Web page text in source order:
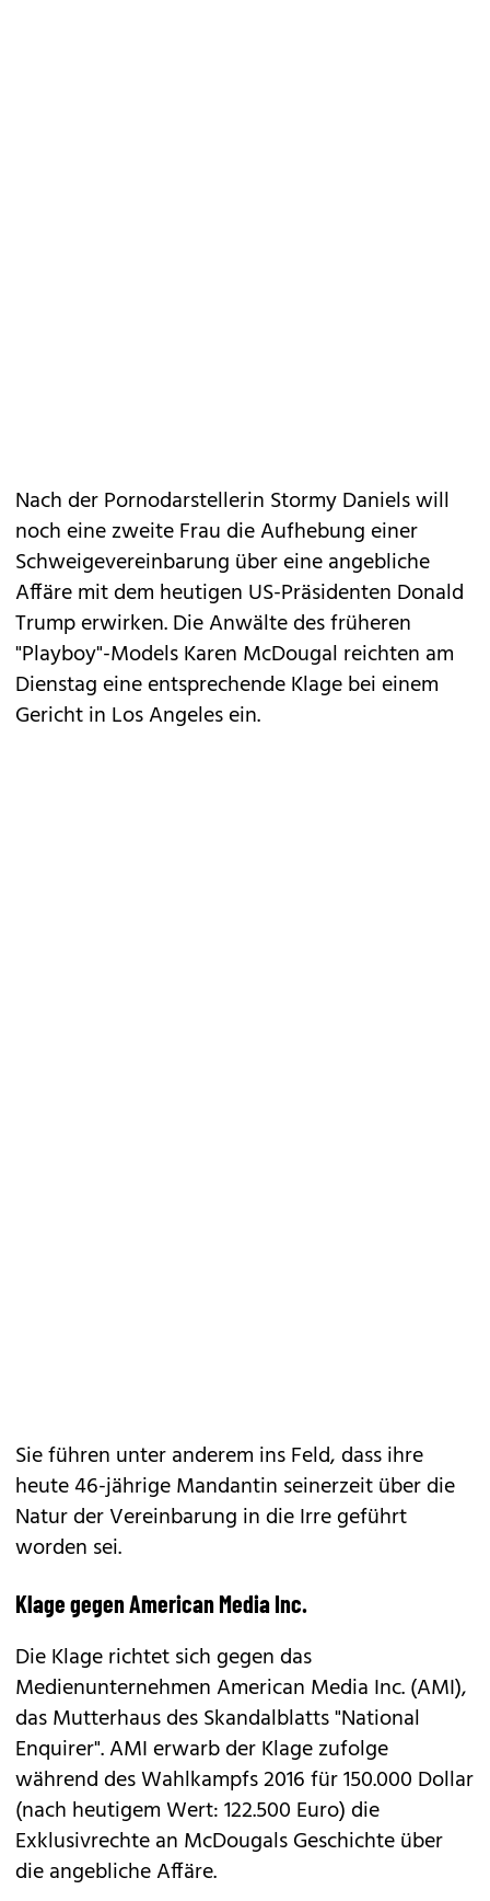
Nach der Pornodarstellerin Stormy Daniels will
noch eine zweite Frau die Aufhebung einer
Schweigevereinbarung über eine angebliche
Affäre mit dem heutigen US-Präsidenten Donald
Trump erwirken. Die Anwälte des früheren
"Playboy"-Models Karen McDougal reichten am
Dienstag eine entsprechende Klage bei einem
Gericht in Los Angeles ein.
Sie führen unter anderem ins Feld, dass ihre
heute 46-jährige Mandantin seinerzeit über die
Natur der Vereinbarung in die Irre geführt
worden sei.
Klage gegen American Media Inc.
Die Klage richtet sich gegen das
Medienunternehmen American Media Inc. (AMI),
das Mutterhaus des Skandalblatts "National
Enquirer". AMI erwarb der Klage zufolge
während des Wahlkampfs 2016 für 150.000 Dollar
(nach heutigem Wert: 122.500 Euro) die
Exklusivrechte an McDougals Geschichte über
die angebliche Affäre.